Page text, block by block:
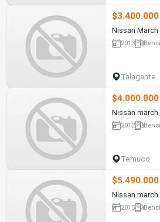
$3.400.000
Nissan March
2013
Talagante
$4.000.000
2012
Temuco
$5.490.000
Nissan march
2015